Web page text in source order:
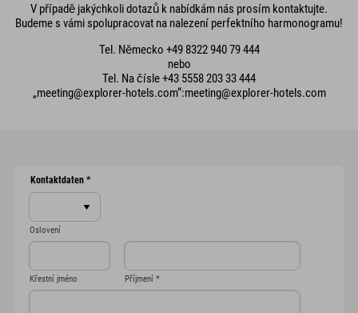
V případě jakýchkoli dotazů k nabídkám nás prosím kontaktujte.
Budeme s vámi spolupracovat na nalezení perfektního harmonogramu!
Tel. Německo +49 8322 940 79 444
nebo
Tel. Na čísle +43 5558 203 33 444
„meeting@explorer-hotels.com“:meeting@explorer-hotels.com
Kontaktdaten *
Oslovení
Křestní jméno Příjmení *